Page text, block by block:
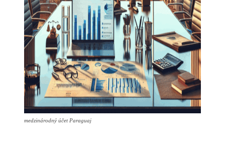
medzinárodný účet Paraguaj